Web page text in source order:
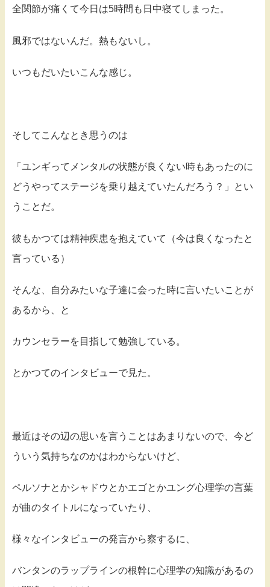
全関節が痛くて今日は5時間も日中寝てしまった。
風邪ではないんだ。熱もないし。
いつもだいたいこんな感じ。
そしてこんなとき思うのは
「ユンギってメンタルの状態が良くない時もあったのに
どうやってステージを乗り越えていたんだろう？」とい
うことだ。
彼もかつては精神疾患を抱えていて（今は良くなったと
言っている）
そんな、自分みたいな子達に会った時に言いたいことが
あるから、と
カウンセラーを目指して勉強している。
とかつてのインタビューで見た。
最近はその辺の思いを言うことはあまりないので、今ど
ういう気持ちなのかはわからないけど、
ペルソナとかシャドウとかエゴとかユング心理学の言葉
が曲のタイトルになっていたり、
様々なインタビューの発言から察するに、
バンタンのラップラインの根幹に心理学の知識があるの